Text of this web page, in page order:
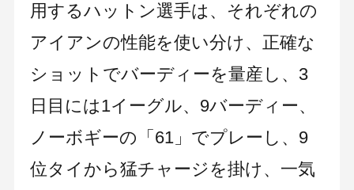
用するハットン選手は、それぞれの
アイアンの性能を使い分け、正確な
ショットでバーディーを量産し、3
日目には1イーグル、9バーディー、
ノーボギーの「61」でプレーし、9
位タイから猛チャージを掛け、一気